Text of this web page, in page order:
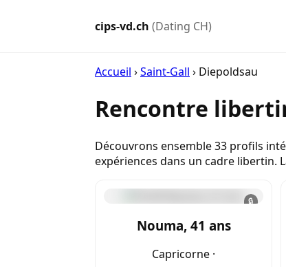
cips-vd.ch (Dating CH)
Accueil ›Saint-Gall › Diepoldsau
Rencontre
Découvrons ensemble 33 profils
expériences dans un cadre libertin.
🔒
Nouma, 41 ans
Capricorne ·